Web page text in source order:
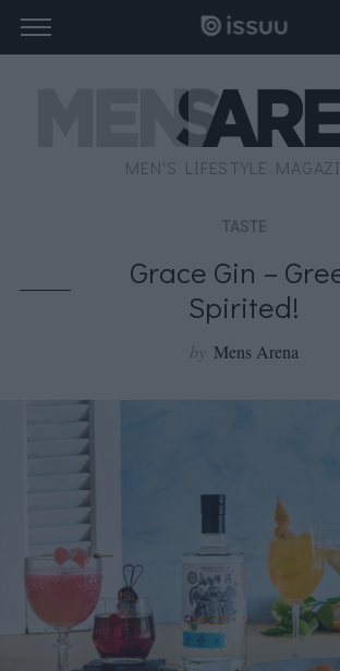
MEN'S LIFESTYLE
TASTE
Grace Gin –
Spirited!
by Mens Arena